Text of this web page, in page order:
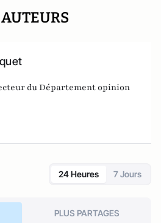
du Département opinion
24 Heures 7 Jours
PLUS PARTAGES